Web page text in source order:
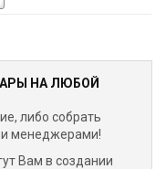
НА ЛЮБОЙ
либо собрать
менеджерами!
Вам в создании